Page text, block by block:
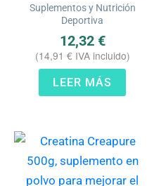
Suplementos y Nutrición
Deportiva
12,32 €
(14,91 € IVA incluido)
LEER MÁS